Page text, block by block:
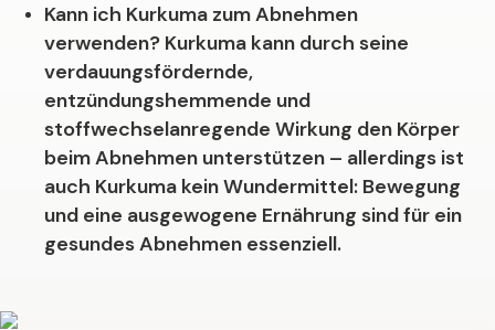
Kann ich Kurkuma zum Abnehmen
verwenden? Kurkuma kann durch seine
verdauungsfördernde,
entzündungshemmende und
stoffwechselanregende Wirkung den Körper
beim Abnehmen unterstützen – allerdings ist
auch Kurkuma kein Wundermittel: Bewegung
und eine ausgewogene Ernährung sind für ein
gesundes Abnehmen essenziell.